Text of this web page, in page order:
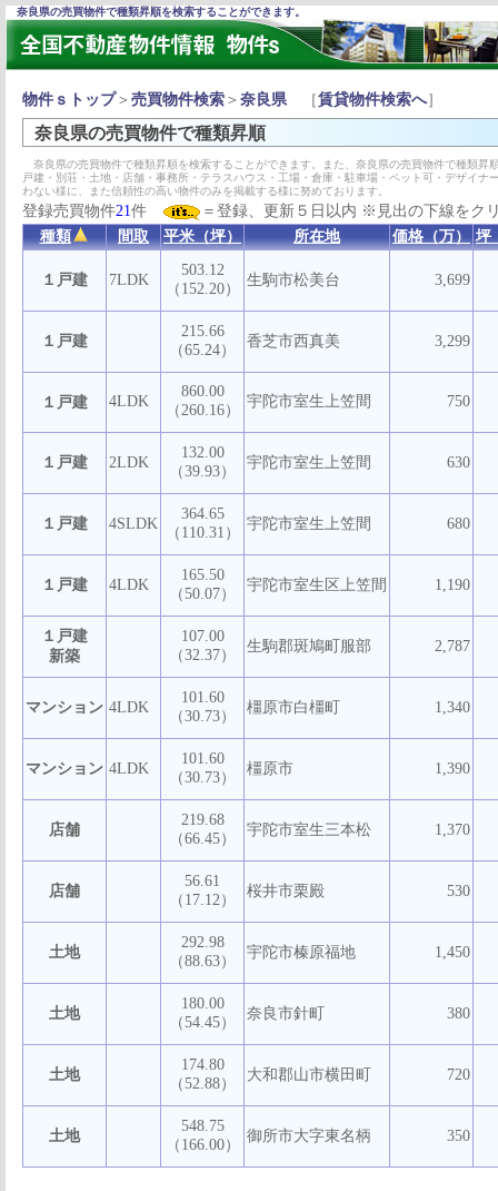
奈良県の売買物件で種類昇順を検索することができます。
物件ｓトップ＞ 売買物件検索 ＞ 奈良県［賃貸物件検索へ］
奈良県の売買物件で種類昇順
奈良県の売買物件で種類昇順を検索することができます。また、奈良県の売買物件で種類
戸建・別荘・土地・店舗・事務所・テラスハウス・工場・倉庫・駐車場・ペット可・デザイ
わない様に、また信頼性の高い物件のみを掲載する様に努めております。
登録売買物件21件
＝登録、更新５日以内 ※見出の下線をク
種類
間取 平米（坪） 所在地 価格（万） 坪
１戸建 7LDK
503.12
（152.20）
生駒市松美台 3,699
１戸建
215.66
（65.24）
香芝市西真美 3,299
１戸建 4LDK
860.00
（260.16）
宇陀市室生上笠間 750
１戸建 2LDK
132.00
（39.93）
宇陀市室生上笠間 630
１戸建 4SLDK
364.65
（110.31）
宇陀市室生上笠間 680
１戸建 4LDK
165.50
（50.07）
宇陀市室生区上笠間 1,190
１戸建
新築
107.00
（32.37）
生駒郡斑鳩町服部 2,787
マンション 4LDK
101.60
（30.73）
橿原市白橿町 1,340
マンション 4LDK
101.60
（30.73）
橿原市 1,390
店舗
219.68
（66.45）
宇陀市室生三本松 1,370
店舗
56.61
（17.12）
桜井市栗殿 530
土地
292.98
（88.63）
宇陀市榛原福地 1,450
土地
180.00
（54.45）
奈良市針町 380
土地
174.80
（52.88）
大和郡山市横田町 720
土地
548.75
（166.00）
御所市大字東名柄 350